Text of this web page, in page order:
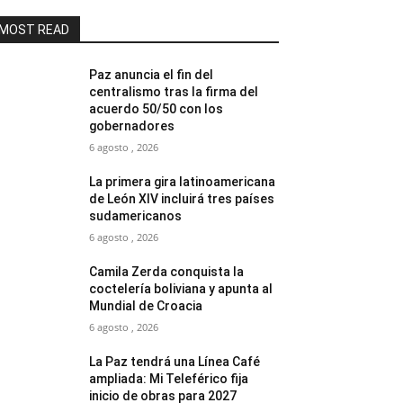
READ
Paz anuncia el fin del
centralismo tras la firma del
acuerdo 50/50 con los
gobernadores
6 agosto , 2026
La primera gira latinoamericana
de León XIV incluirá tres países
sudamericanos
6 agosto , 2026
Camila Zerda conquista la
coctelería boliviana y apunta al
Mundial de Croacia
6 agosto , 2026
La Paz tendrá una Línea Café
ampliada: Mi Teleférico fija
inicio de obras para 2027